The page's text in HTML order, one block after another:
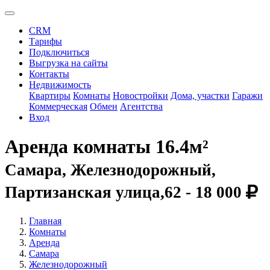
CRM
Тарифы
Подключиться
Выгрузка на сайты
Контакты
Недвижимость
Квартиры Комнаты Новостройки Дома, участки Гаражи
Коммерческая Обмен Агентства
Вход
Аренда комнаты 16.4м²
Самара, Железнодорожный,
Партизанская улица,62 - 18 000
Главная
Комнаты
Аренда
Самара
Железнодорожный